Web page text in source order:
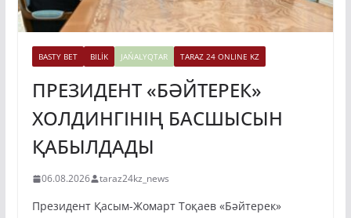
ПРЕЗИДЕНТ «БӘЙТЕРЕК»
ХОЛДИНГІНІҢ БАСШЫСЫН
ҚАБЫЛДАДЫ